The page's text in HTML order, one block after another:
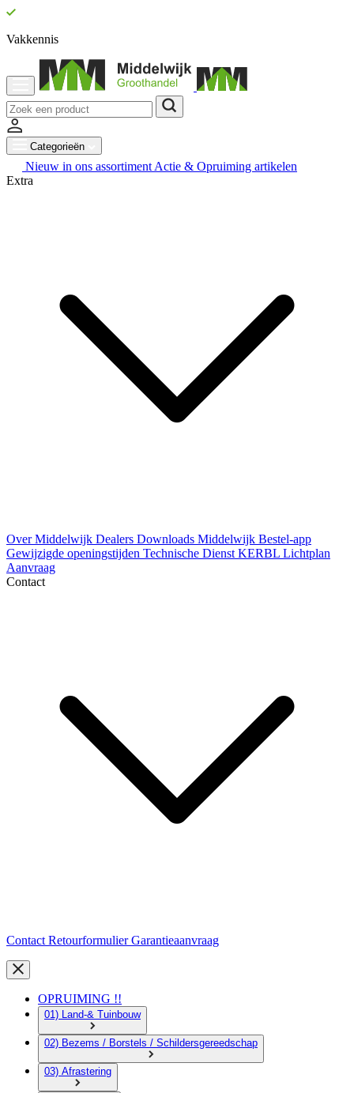
Vakkennis
Categorieën
Nieuw in ons assortiment Actie & Opruiming artikelen
Extra
Over Middelwijk Dealers Downloads Middelwijk Bestel-app
Gewijzigde openingstijden Technische Dienst KERBL Lichtplan
Aanvraag
Contact
Contact RetourformulierGarantieaanvraag
OPRUIMING !!
01) Land-& Tuinbouw
02) Bezems / Borstels / Schildersgereedschap
03) Afrastering